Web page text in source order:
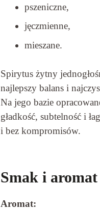
pszeniczne,
jęczmienne,
mieszane.
Spirytus żytny
najlepszy balans i
Na jego bazie
gładkość, subtelność i
i bez kompromisów.
Smak i aromat
Aromat: